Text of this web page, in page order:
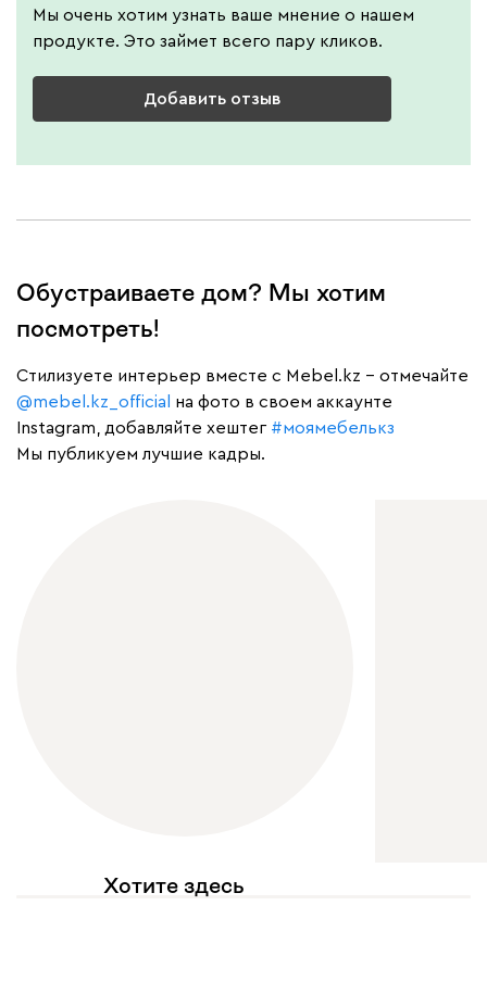
Мы очень хотим узнать ваше мнение о нашем
продукте. Это займет всего пару кликов.
Добавить отзыв
Обустраиваете дом? Мы хотим
посмотреть!
Cтилизуете интерьер вместе с Mebel.kz – отмечайте
@mebel.kz_official
на фото в своем аккаунте
Instagram, добавляйте хештег #моямебелькз
Мы публикуем лучшие кадры.
Хотите здесь